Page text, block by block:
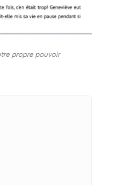
propre pouvoir